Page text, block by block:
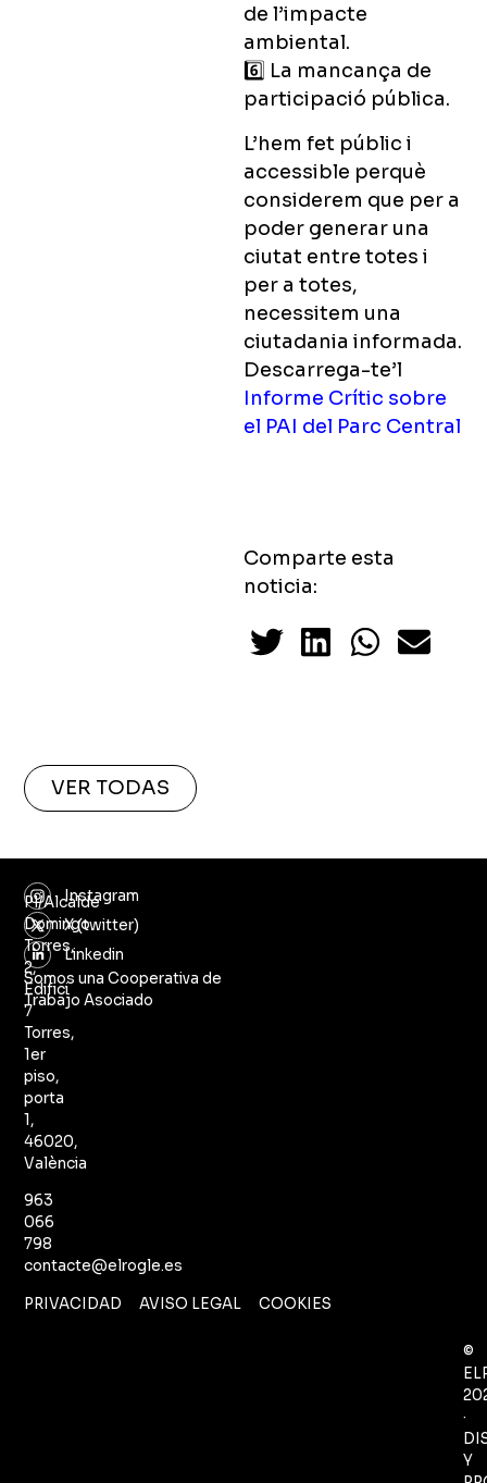
de l’impacte
ambiental.
6️⃣ La mancança de
participació pública.
L’hem fet públic i
accessible perquè
considerem que per a
poder generar una
ciutat entre totes i
per a totes,
necessitem una
ciutadania informada.
Descarrega-te’l
Informe Crític sobre
el PAI del Parc Central
Comparte esta
noticia:
VER TODAS
Pl/Alcalde
Domingo
Torres,
2,
Edifici
7
Torres,
1er
piso,
porta
1,
46020,
València
963
066
798
contacte@elrogle.es
Instagram
X (twitter)
Linkedin
Somos una Cooperativa de
Trabajo Asociado
PRIVACIDAD AVISO LEGAL COOKIES
©
·
Y